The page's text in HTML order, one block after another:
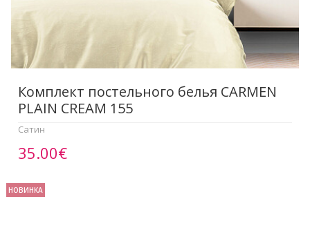
Комплект постельного белья CARMEN
PLAIN CREAM 155
Сатин
35.00€
НОВИНКА